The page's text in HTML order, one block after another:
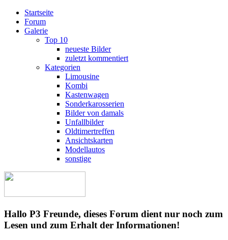
Startseite
Forum
Galerie
Top 10
neueste Bilder
zuletzt kommentiert
Kategorien
Limousine
Kombi
Kastenwagen
Sonderkarosserien
Bilder von damals
Unfallbilder
Oldtimertreffen
Ansichtskarten
Modellautos
sonstige
Hallo P3 Freunde, dieses Forum dient nur noch zum
Lesen und zum Erhalt der Informationen!